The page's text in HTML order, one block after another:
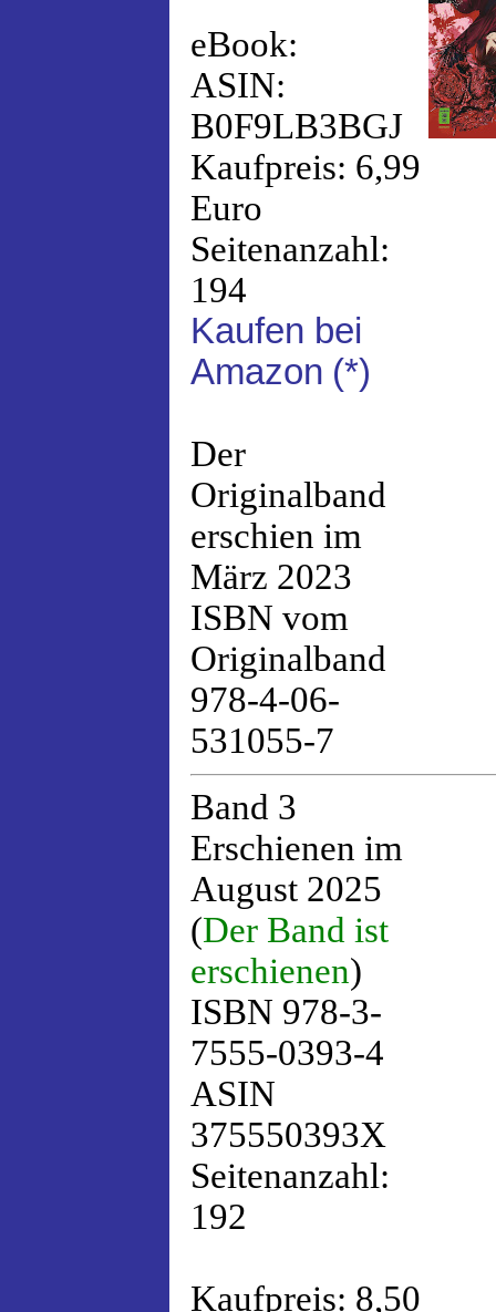
eBook:
ASIN:
B0F9LB3BGJ
Kaufpreis: 6,99
Euro
Seitenanzahl:
194
Kaufen bei
Amazon (*)
Der
Originalband
erschien im
März 2023
ISBN vom
Originalband
978-4-06-
531055-7
Band 3
Erschienen im
August 2025
(Der Band ist
erschienen)
ISBN 978-3-
7555-0393-4
ASIN
375550393X
Seitenanzahl:
192
Kaufpreis: 8,50